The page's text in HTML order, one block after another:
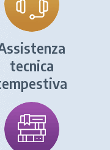
tecnica